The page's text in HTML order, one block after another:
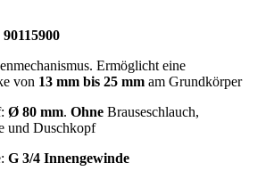
Ermöglicht eine
von 13 mm bis 25 mmam Grundkörper
Ø 80 mm. OhneBrauseschlauch,
und Duschkopf
G 3/4 Innengewinde